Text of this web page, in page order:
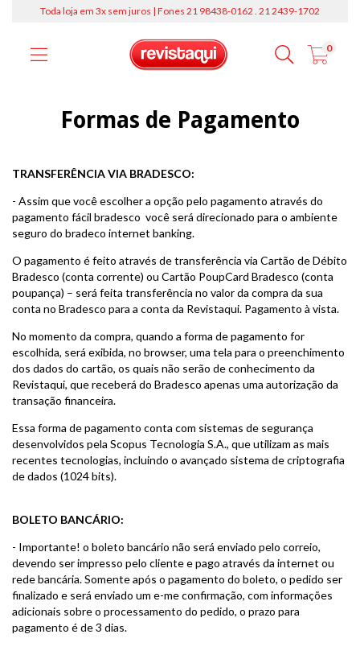
Toda loja em 3x sem juros | Fones 21 98438-0162 . 21 2439-1702
0
Formas de Pagamento
TRANSFERÊNCIA VIA BRADESCO:
- Assim que você escolher a opção pelo pagamento através do
pagamento fácil bradesco você será direcionado para o ambiente
seguro do bradeco internet banking.
O pagamento é feito através de transferência via Cartão de Débito
Bradesco (conta corrente) ou Cartão PoupCard Bradesco (conta
poupança) – será feita transferência no valor da compra da sua
conta no Bradesco para a conta da Revistaqui. Pagamento à vista.
No momento da compra, quando a forma de pagamento for
escolhida, será exibida, no browser, uma tela para o preenchimento
dos dados do cartão, os quais não serão de conhecimento da
Revistaqui, que receberá do Bradesco apenas uma autorização da
transação financeira.
Essa forma de pagamento conta com sistemas de segurança
desenvolvidos pela Scopus Tecnologia S.A., que utilizam as mais
recentes tecnologias, incluindo o avançado sistema de criptografia
de dados (1024 bits).
BOLETO BANCÁRIO:
- Importante! o boleto bancário não será enviado pelo correio,
devendo ser impresso pelo cliente e pago através da internet ou
rede bancária. Somente após o pagamento do boleto, o pedido ser
finalizado e será enviado um e-me confirmação, com informações
adicionais sobre o processamento do pedido, o prazo para
pagamento é de 3 dias.